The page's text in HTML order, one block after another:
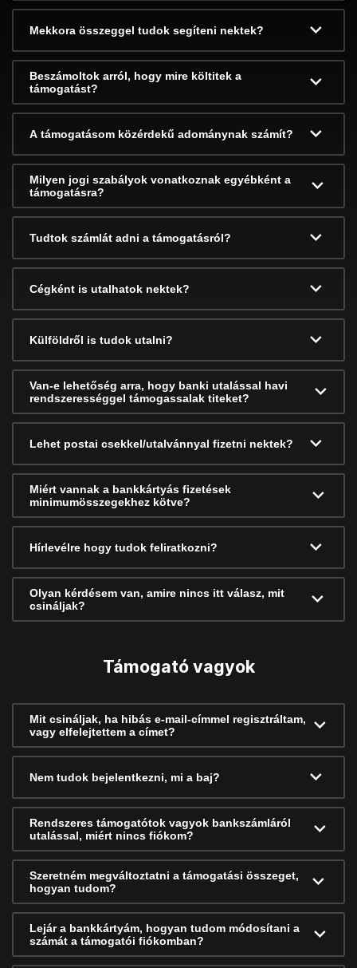
Mekkora összeggel tudok segíteni nektek?
Beszámoltok arról, hogy mire költitek a
támogatást?
A támogatásom közérdekű adománynak számít?
Milyen jogi szabályok vonatkoznak egyébként a
támogatásra?
Tudtok számlát adni a támogatásról?
Cégként is utalhatok nektek?
Külföldről is tudok utalni?
Van-e lehetőség arra, hogy banki utalással havi
rendszerességgel támogassalak titeket?
Lehet postai csekkel/utalvánnyal fizetni nektek?
Miért vannak a bankkártyás fizetések
minimumösszegekhez kötve?
Hírlevélre hogy tudok feliratkozni?
Olyan kérdésem van, amire nincs itt válasz, mit
csináljak?
Támogató vagyok
Mit csináljak, ha hibás e-mail-címmel regisztráltam,
vagy elfelejtettem a címet?
Nem tudok bejelentkezni, mi a baj?
Rendszeres támogatótok vagyok bankszámláról
utalással, miért nincs fiókom?
Szeretném megváltoztatni a támogatási összeget,
hogyan tudom?
Lejár a bankkártyám, hogyan tudom módosítani a
számát a támogatói fiókomban?